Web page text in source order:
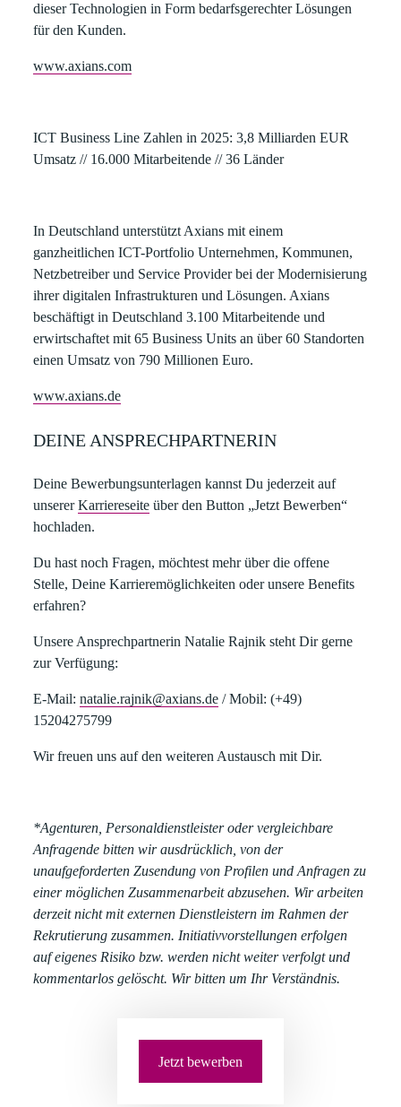
dieser Technologien in Form bedarfsgerechter Lösungen
für den Kunden.
www.axians.com
ICT Business Line Zahlen in 2025: 3,8 Milliarden EUR
Umsatz // 16.000 Mitarbeitende // 36 Länder
In Deutschland unterstützt Axians mit einem
ganzheitlichen ICT-Portfolio Unternehmen, Kommunen,
Netzbetreiber und Service Provider bei der Modernisierung
ihrer digitalen Infrastrukturen und Lösungen. Axians
beschäftigt in Deutschland 3.100 Mitarbeitende und
erwirtschaftet mit 65 Business Units an über 60 Standorten
einen Umsatz von 790 Millionen Euro.
www.axians.de
DEINE ANSPRECHPARTNERIN
Deine Bewerbungsunterlagen kannst Du jederzeit auf
unsererKarriereseite über den Button „Jetzt Bewerben“
hochladen.​
​Du hast noch Fragen, möchtest mehr über die offene
Stelle, Deine Karrieremöglichkeiten oder unsere Benefits
erfahren?​
​Unsere AnsprechpartnerinNatalie Rajniksteht Dir gerne
zur Verfügung:​
E-Mail: natalie.rajnik@axians.de /Mobil: (+49)
15204275799
Wir freuen uns auf den weiteren Austausch mit Dir.
*Agenturen, Personaldienstleister oder vergleichbare
Anfragende bitten wir ausdrücklich, von der
unaufgeforderten Zusendung von Profilen und Anfragen zu
einer möglichen Zusammenarbeit abzusehen. Wir arbeiten
derzeit nicht mit externen Dienstleistern im Rahmen der
Rekrutierung zusammen. Initiativvorstellungen erfolgen
auf eigenes Risiko bzw. werden nicht weiter verfolgt und
kommentarlos gelöscht. Wir bitten um Ihr Verständnis.
Jetzt bewerben